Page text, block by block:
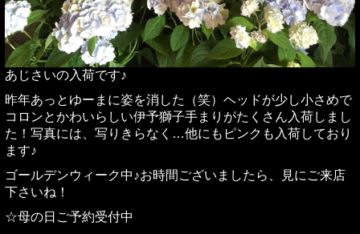
あじさいの入荷です♪
昨年あっとゆーまに姿を消した（笑）ヘッドが少し小さめで
コロンとかわいらしい伊予獅子手まりがたくさん入荷しまし
た！写真には、写りきらなく…他にもピンクも入荷しており
ます♪
ゴールデンウィーク中♪お時間ございましたら、見にご来店
下さいね！
☆母の日ご予約受付中